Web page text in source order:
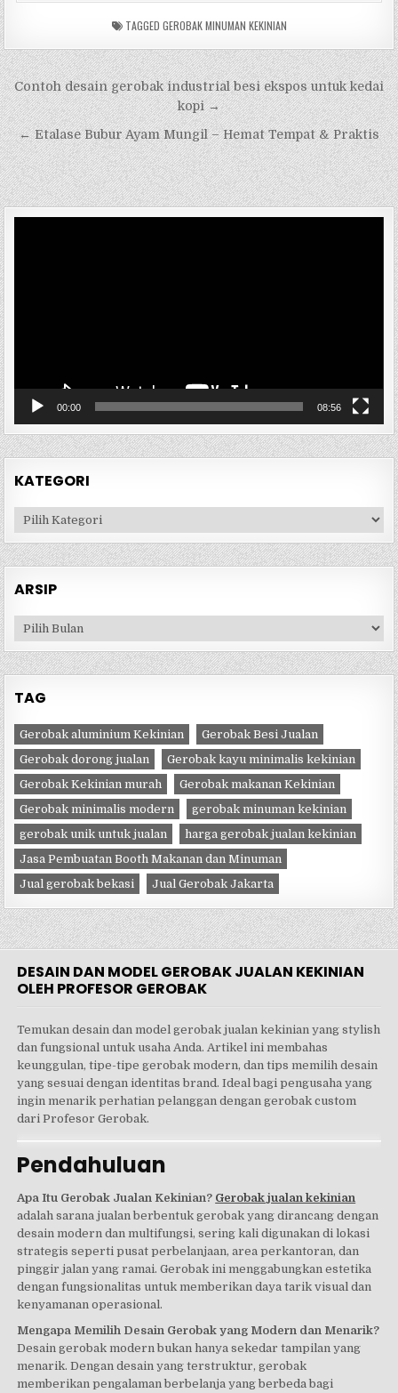
TAGGED GEROBAK MINUMAN KEKINIAN
Navigasi
pos
Contoh desain gerobak industrial besi ekspos untuk kedai
kopi →
← Etalase Bubur Ayam Mungil – Hemat Tempat & Praktis
00:00 08:56
KATEGORI
Kategori
ARSIP
Arsip
TAG
Gerobak aluminium Kekinian
Gerobak Besi Jualan
Gerobak dorong jualan
Gerobak kayu minimalis kekinian
Gerobak Kekinian murah
Gerobak makanan Kekinian
Gerobak minimalis modern
gerobak minuman kekinian
gerobak unik untuk jualan
harga gerobak jualan kekinian
Jasa Pembuatan Booth Makanan dan Minuman
Jual gerobak bekasi
Jual Gerobak Jakarta
DESAIN DAN MODEL GEROBAK JUALAN KEKINIAN
OLEH PROFESOR GEROBAK
Temukan desain dan model gerobak jualan kekinian yang stylish
dan fungsional untuk usaha Anda. Artikel ini membahas
keunggulan, tipe-tipe gerobak modern, dan tips memilih desain
yang sesuai dengan identitas brand. Ideal bagi pengusaha yang
ingin menarik perhatian pelanggan dengan gerobak custom
dari Profesor Gerobak.
Pendahuluan
Apa Itu Gerobak Jualan Kekinian? Gerobak jualan kekinian
adalah sarana jualan berbentuk gerobak yang dirancang dengan
desain modern dan multifungsi, sering kali digunakan di lokasi
strategis seperti pusat perbelanjaan, area perkantoran, dan
pinggir jalan yang ramai. Gerobak ini menggabungkan estetika
dengan fungsionalitas untuk memberikan daya tarik visual dan
kenyamanan operasional.
Mengapa Memilih Desain Gerobak yang Modern dan Menarik?
Desain gerobak modern bukan hanya sekedar tampilan yang
menarik. Dengan desain yang terstruktur, gerobak
memberikan pengalaman berbelanja yang berbeda bagi